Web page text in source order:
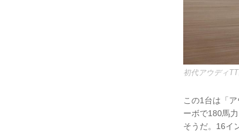
初代アウディ
この1台は「
ーボで180馬
そうだ。16イ